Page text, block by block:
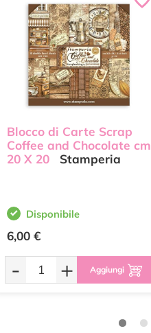
Blocco di Carte Scrap
Coffee and Chocolate cm
20 X 20
Stamperia
Disponibile
6,00 €
- + Aggiungi